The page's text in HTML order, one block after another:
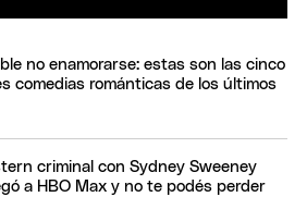
no enamorarse: estas son las cinco
comedias románticas de los últimos
criminal con Sydney Sweeney
a HBO Max y no te podés perder